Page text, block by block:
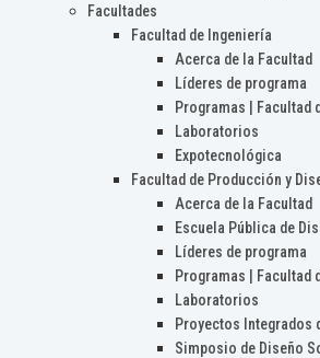
Facultades
Facultad de Ingeniería
Acerca de la Facultad
Líderes de programa
Programas | Facultad
Laboratorios
Expotecnológica
Facultad de Producción y
Acerca de la Facultad
Escuela Pública de
Líderes de programa
Programas | Facultad
Laboratorios
Proyectos Integrados
Simposio de Diseño